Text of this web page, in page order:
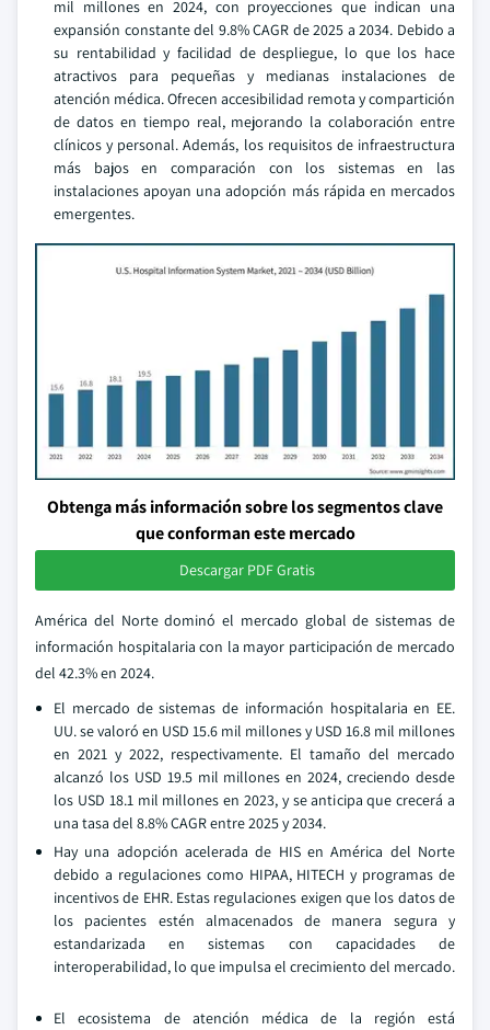
mil millones en 2024, con proyecciones que indican una
expansión constante del 9.8% CAGR de 2025 a 2034. Debido a
su rentabilidad y facilidad de despliegue, lo que los hace
atractivos para pequeñas y medianas instalaciones de
atención médica. Ofrecen accesibilidad remota y compartición
de datos en tiempo real, mejorando la colaboración entre
clínicos y personal. Además, los requisitos de infraestructura
más bajos en comparación con los sistemas en las
instalaciones apoyan una adopción más rápida en mercados
emergentes.
Obtenga más información sobre los segmentos clave
que conforman este mercado
Descargar PDF Gratis
América del Norte dominó el mercado global de sistemas de
información hospitalaria con la mayor participación de mercado
del 42.3% en 2024.
El mercado de sistemas de información hospitalaria en EE.
UU. se valoró en USD 15.6 mil millones y USD 16.8 mil millones
en 2021 y 2022, respectivamente. El tamaño del mercado
alcanzó los USD 19.5 mil millones en 2024, creciendo desde
los USD 18.1 mil millones en 2023, y se anticipa que crecerá a
una tasa del 8.8% CAGR entre 2025 y 2034.
Hay una adopción acelerada de HIS en América del Norte
debido a regulaciones como HIPAA, HITECH y programas de
incentivos de EHR. Estas regulaciones exigen que los datos de
los pacientes estén almacenados de manera segura y
estandarizada en sistemas con capacidades de
interoperabilidad, lo que impulsa el crecimiento del mercado.
El ecosistema de atención médica de la región está